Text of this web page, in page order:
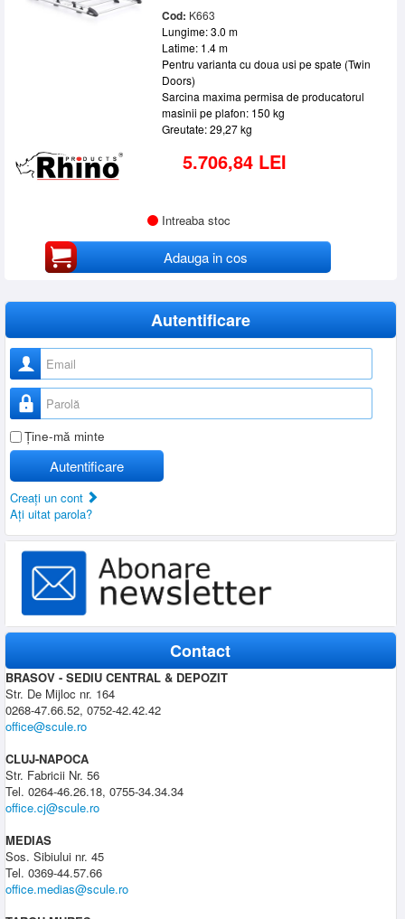
Cod: K663
Lungime: 3.0 m
Latime: 1.4 m
Pentru varianta cu doua usi pe spate (Twin
Doors)
Sarcina maxima permisa de producatorul
masinii pe plafon: 150 kg
Greutate: 29,27 kg
5.706,84 LEI
Intreaba stoc
Adauga in cos
Autentificare
Nume utilizator
Parolă
Ţine-mă minte
Autentificare
Creaţi un cont
Aţi uitat parola?
Contact
BRASOV - SEDIU CENTRAL & DEPOZIT
Str. De Mijloc nr. 164
0268-47.66.52, 0752-42.42.42
office@scule.ro
CLUJ-NAPOCA
Str. Fabricii Nr. 56
Tel. 0264-46.26.18, 0755-34.34.34
office.cj@scule.ro
MEDIAS
Sos. Sibiului nr. 45
Tel. 0369-44.57.66
office.medias@scule.ro